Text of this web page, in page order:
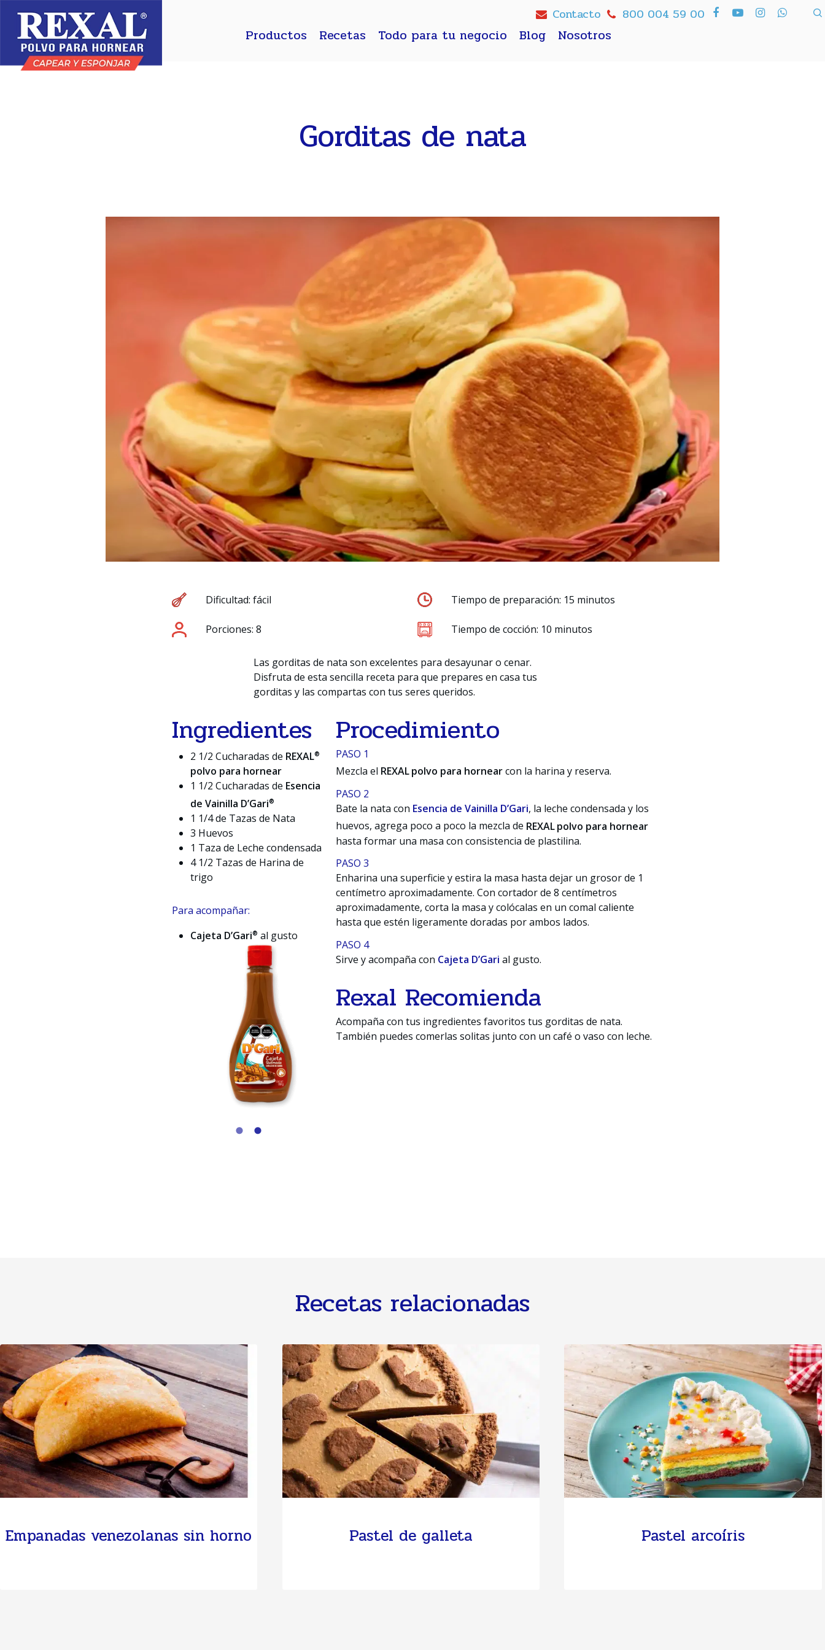
Presione enter para buscar o ESC para cerrar
Productos Recetas Todo para tu negocio Blog Nosotros
Contacto 800 004 59 00
Gorditas de nata
Dificultad: fácil
Porciones: 8
Tiempo de preparación: 15 minutos
Tiempo de cocción: 10 minutos
Las gorditas de nata son excelentes para desayunar o cenar.
Disfruta de esta sencilla receta para que prepares en casa tus
gorditas y las compartas con tus seres queridos.
Ingredientes
2 1/2 Cucharadas de REXAL®
polvo para hornear
1 1/2 Cucharadas de Esencia
de Vainilla D’Gari®
1 1/4 de Tazas de Nata
3 Huevos
1 Taza de Leche condensada
4 1/2 Tazas de Harina de
trigo
Para acompañar:
Cajeta D’Gari® al gusto
Procedimiento
PASO 1
Mezcla el REXALpolvo para hornearcon la harina y reserva.
PASO 2
Bate la nata con Esencia de Vainilla D’Gari, la leche condensada y los
huevos, agrega poco a poco la mezcla de REXALpolvo para hornear
hasta formar una masa con consistencia de plastilina.
PASO 3
Enharina una superficie y estira la masa hasta dejar un grosor de 1
centímetro aproximadamente. Con cortador de 8 centímetros
aproximadamente, corta la masa y colócalas en un comal caliente
hasta que estén ligeramente doradas por ambos lados.
PASO 4
Sirve y acompaña con Cajeta D’Gari al gusto.
Rexal Recomienda
Acompaña con tus ingredientes favoritos tus gorditas de nata.
También puedes comerlas solitas junto con un café o vaso con leche.
Recetas relacionadas
Empanadas venezolanas sin horno Pastel de galleta Pastel arcoíris